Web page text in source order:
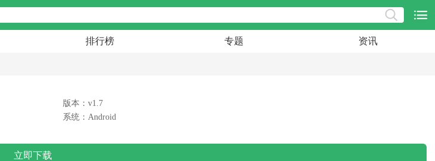
排行榜 专题 资讯
版本：v1.7
系统：Android
立即下载